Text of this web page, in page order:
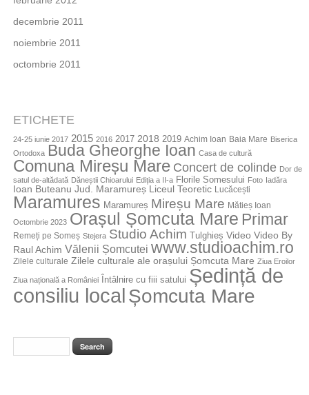
decembrie 2011
noiembrie 2011
octombrie 2011
ETICHETE
24-25 iunie 2017 2015 2016 2017 2018 2019 Achim Ioan Baia Mare Biserica
Ortodoxa
Buda Gheorghe Ioan Casa de cultură
Comuna Mireșu Mare Concert de colinde Dor de
satul de-altădată Dăneștii Chioarului Ediția a II-a Florile Somesului Foto Iadăra
Ioan Buteanu Jud. Maramureș Liceul Teoretic Lucăcești
Maramures Maramureș Mireșu Mare Mătieș Ioan
Octombrie 2023 Orașul Șomcuta Mare Primar
Remeți pe Someș Stejera Studio Achim Tulghieș Video Video By
Raul Achim Vălenii Șomcutei www.studioachim.ro
Zilele culturale Zilele culturale ale orașului Șomcuta Mare Ziua Eroilor
Ziua națională a României Întâlnire cu fiii satului Ședință de
consiliu localȘomcuta Mare